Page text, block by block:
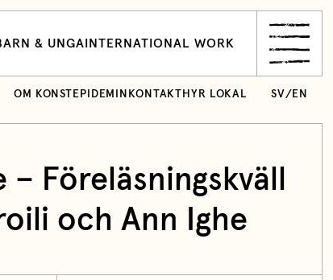
& UNGA INTERNATIONAL WORK
OM KONSTEPIDEMIN KONTAKT HYR LOKAL SV/ EN
Föreläsningskväll
och Ann Ighe